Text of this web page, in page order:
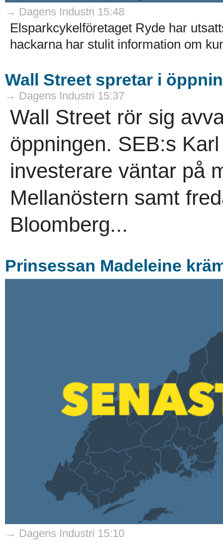
→ Dagens Industri 15:48
Elsparkcykelföretaget Ryde har
hackarna har stulit information om
Wall Street spretar i
→ Dagens Industri 15:37
Wall Street rör sig
öppningen. SEB:s
investerare väntar på
Mellanöstern samt
Bloomberg...
Prinsessan Madeleine
→ Dagens Industri 15:10